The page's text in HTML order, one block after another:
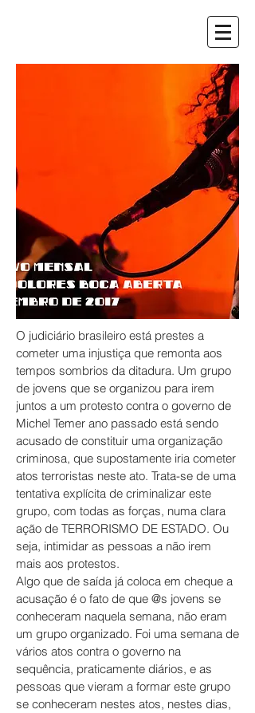
O judiciário brasileiro está prestes a
cometer uma injustiça que remonta aos
tempos sombrios da ditadura. Um grupo
de jovens que se organizou para irem
juntos a um protesto contra o governo de
Michel Temer ano passado está sendo
acusado de constituir uma organização
criminosa, que supostamente iria cometer
atos terroristas neste ato. Trata-se de uma
tentativa explícita de criminalizar este
grupo, com todas as forças, numa clara
ação de TERRORISMO DE ESTADO. Ou
seja, intimidar as pessoas a não irem
mais aos protestos.
Algo que de saída já coloca em cheque a
acusação é o fato de que @s jovens se
conheceram naquela semana, não eram
um grupo organizado. Foi uma semana de
vários atos contra o governo na
sequência, praticamente diários, e as
pessoas que vieram a formar este grupo
se conheceram nestes atos, nestes dias,